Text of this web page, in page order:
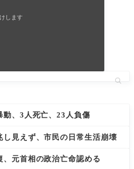
します
動、3人死亡、23人負傷
見えず、市民の日常生活崩壊
元首相の政治亡命認める